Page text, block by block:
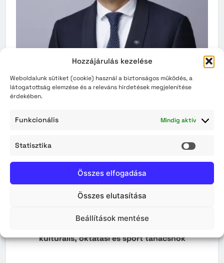
Hozzájárulás kezelése
Weboldalunk sütiket (cookie) használ a biztonságos működés, a
látogatottság elemzése és a releváns hirdetések megjelenítése
érdekében.
Funkcionális Mindig aktív
Statisztika
Összes elfogadása
Összes elutasítása
Beállítások mentése
kulturális, oktatási és sport tanácsnok